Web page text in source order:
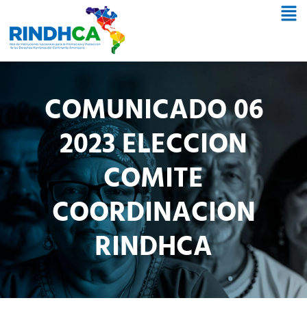
COMUNICADO 06
2023 ELECCION
COMITE
COORDINACION
RINDHCA